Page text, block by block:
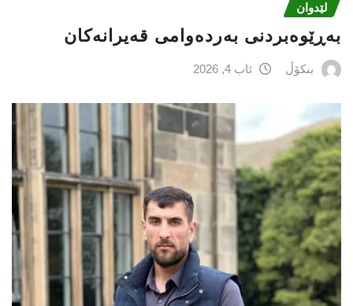
لێدوان
بەڕێوەبردنی بەردەوامی قەیرانەکان
بنکۆڵ ئاب 4, 2026